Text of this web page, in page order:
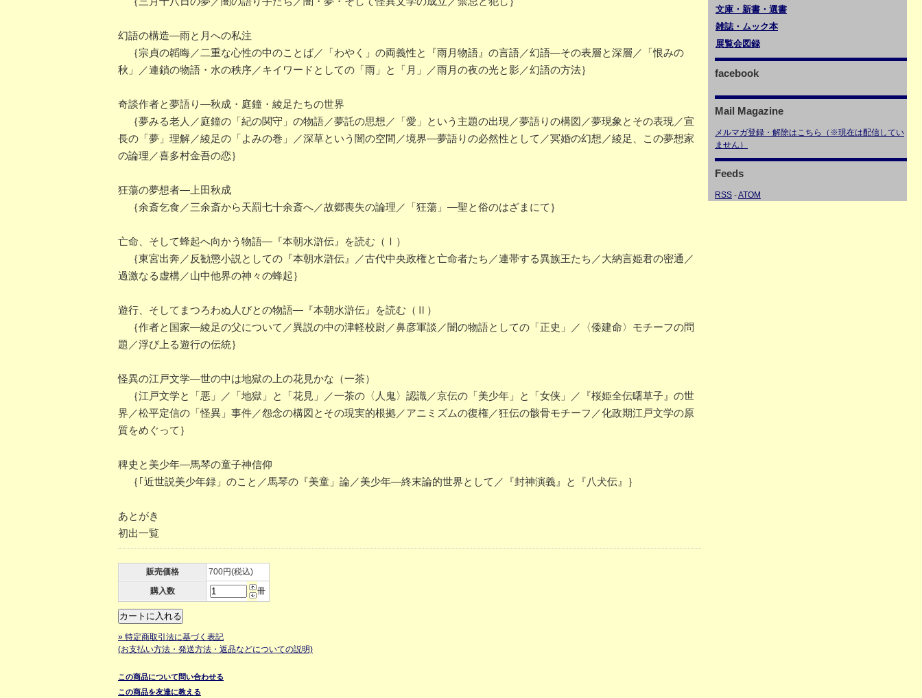
幻語の構造―雨と月への私注
｛宗貞の韜晦／二重な心性の中のことば／「わやく」の両義性と『雨月物語』の言語／幻語―その表層と深層／「恨みの
秋」／連鎖の物語・水の秩序／キイワードとしての「雨」と「月」／雨月の夜の光と影／幻語の方法｝
奇談作者と夢語り―秋成・庭鐘・綾足たちの世界
｛夢みる老人／庭鐘の「紀の関守」の物語／夢託の思想／「愛」という主題の出現／夢語りの構図／夢現象とその表現／宣
長の「夢」理解／綾足の「よみの巻」／深草という闇の空間／境界―夢語りの必然性として／冥婚の幻想／綾足、この夢想家
の論理／喜多村金吾の恋｝
狂蕩の夢想者―上田秋成
｛余斎乞食／三余斎から天罰七十余斎へ／故郷喪失の論理／「狂蕩」―聖と俗のはざまにて｝
亡命、そして蜂起へ向かう物語―『本朝水滸伝』を読む（Ⅰ）
｛東宮出奔／反勧懲小説としての『本朝水滸伝』／古代中央政権と亡命者たち／連帯する異族王たち／大納言姫君の密通／
過激なる虚構／山中他界の神々の蜂起｝
遊行、そしてまつろわぬ人びとの物語―『本朝水滸伝』を読む（Ⅱ）
｛作者と国家―綾足の父について／異説の中の津軽校尉／鼻彦軍談／闇の物語としての「正史」／〈倭建命〉モチーフの問
題／浮び上る遊行の伝統｝
怪異の江戸文学―世の中は地獄の上の花見かな（一茶）
｛江戸文学と「悪」／「地獄」と「花見」／一茶の〈人鬼〉認識／京伝の「美少年」と「女侠」／『桜姫全伝曙草子』の世
界／松平定信の「怪異」事件／怨念の構図とその現実的根拠／アニミズムの復権／狂伝の骸骨モチーフ／化政期江戸文学の原
質をめぐって｝
稗史と美少年―馬琴の童子神信仰
｛｢近世説美少年録」のこと／馬琴の『美童」論／美少年―終末論的世界として／『封神演義』と『八犬伝』｝
あとがき
初出一覧
販売価格
700円(税込)
購入数
冊
» 特定商取引法に基づく表記
(お支払い方法・発送方法・返品などについての説明)
この商品について問い合わせる
この商品を友達に教える
文庫・新書・選書
雑誌・ムック本
展覧会図録
facebook
Mail Magazine
メルマガ登録・解除はこちら（※現在は配信してい
ません）
Feeds
RSS -ATOM